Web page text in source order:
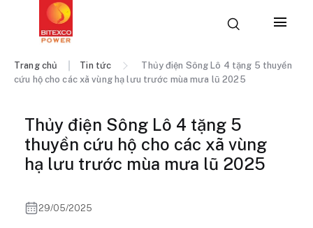
Trang chủ Tin tức
Thủy điện Sông Lô 4 tặng 5 thuyền
cứu hộ cho các xã vùng hạ lưu trước mùa mưa lũ 2025
Thủy điện Sông Lô 4 tặng 5
thuyền cứu hộ cho các xã vùng
hạ lưu trước mùa mưa lũ 2025
29/05/2025